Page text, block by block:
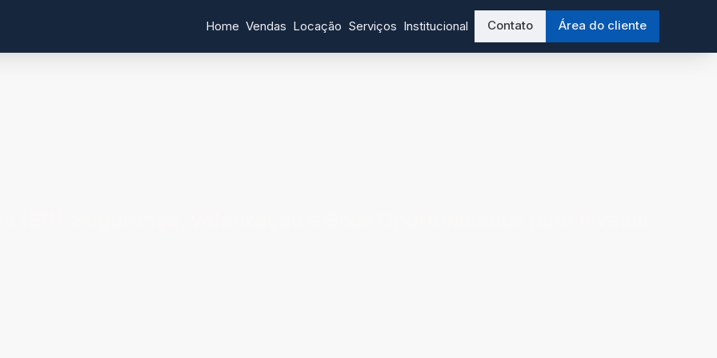
Área do cliente
Contato
Institucional
Serviços
Locação
Vendas
Home